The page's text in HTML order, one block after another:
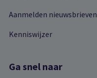
Aanmelden nieuwsbrieven
Kenniswijzer
Ga snel naar